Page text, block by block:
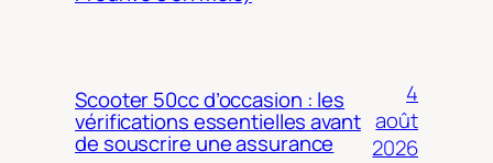
Scooter 50cc d’occasion : les
vérifications essentielles avant
de souscrire une assurance
4
août
2026